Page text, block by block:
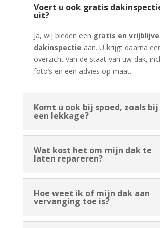
Voert u ook gratis
uit?
Ja, wij bieden een gratis en
dakinspectie aan. U krijgt daarna
overzicht van de staat van uw dak,
foto’s en een advies op maat.
Komt u ook bij spoed, zoals bij
een lekkage?
Wat kost het om mijn dak te
laten repareren?
Hoe weet ik of mijn dak aan
vervanging toe is?